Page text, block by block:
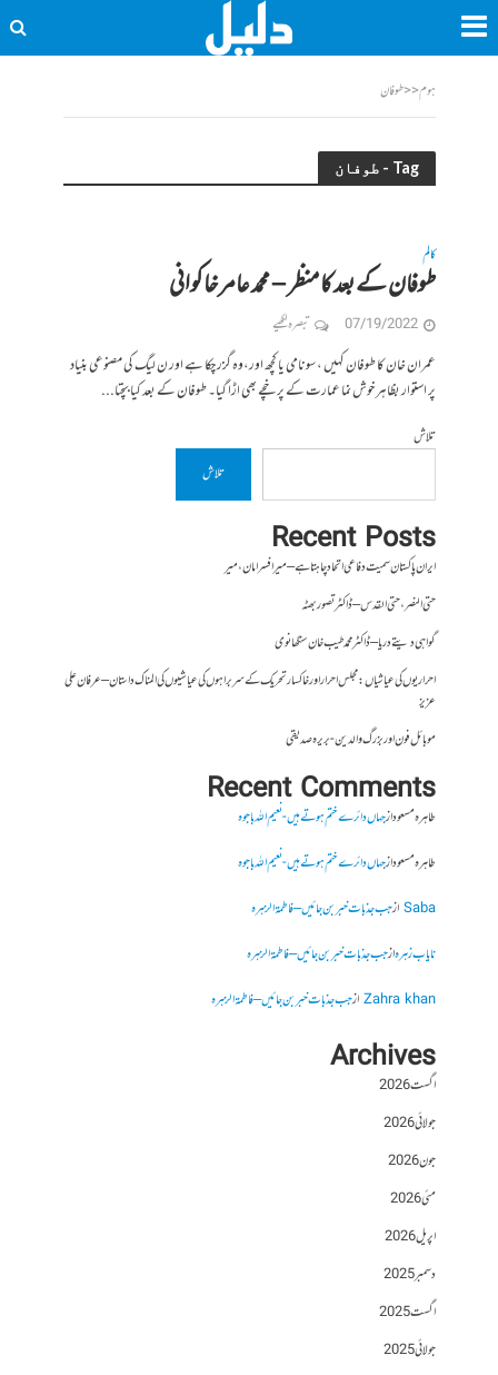
ہوم<<طوفان
Tag - طوفان
کالم
طوفان کے بعد کا منظر – محمد عامر خاکوانی
07/19/2022 تبصرہ لکھیے
عمران خان کا طوفان کہیں ، سونامی یا کچھ اور،وہ گزر چکا ہے اور ن لیگ کی مصنوعی بنیاد
پر استوار بظاہر خوش نما عمارت کے پرخچے بھی اڑا گیا۔ طوفان کے بعد کیا بچتا...
تلاش
تلاش
Recent Posts
ایران پاکستان سمیت دفاعی اتحاد چاہتا ہے – میر افسر امان،میر
حتی النصر ، حتی القدس – ڈاکٹر تصور بھٹہ
گواہی دیتے دریا – ڈاکٹر محمد طیب خان سنگھانوی
احراریوں کی عیاشیاں : مجلس احرار اور خاکسار تحریک کے سربراہوں کی عیاشیوں کی المناک داستان – عرفان علی
عزیز
موبائل فون اور بزرگ والدین- بریرہ صدیقی
Recent Comments
طاہرہ مسعودازجہاں دائرے ختم ہوتے ہیں- نعیم اللہ باجوہ
طاہرہ مسعودازجہاں دائرے ختم ہوتے ہیں- نعیم اللہ باجوہ
Sabaازجب جذبات خبر بن جائیں – فاطمۃالزہرہ
نایاب زہرہازجب جذبات خبر بن جائیں – فاطمۃالزہرہ
Zahra khanازجب جذبات خبر بن جائیں – فاطمۃالزہرہ
Archives
اگست 2026
جولائی 2026
جون 2026
مئی 2026
اپریل 2026
دسمبر 2025
اگست 2025
جولائی 2025